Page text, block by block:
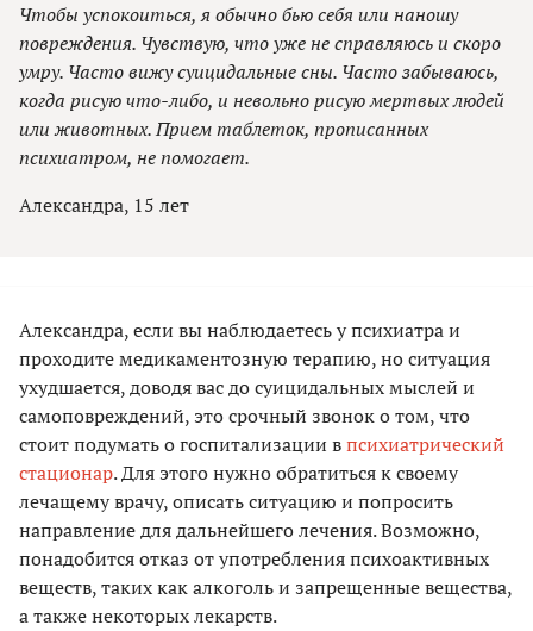
Чтобы успокоиться, я обычно бью себя или наношу
повреждения. Чувствую, что уже не справляюсь и скоро
умру. Часто вижу суицидальные сны. Часто забываюсь,
когда рисую что-либо, и невольно рисую мертвых людей
или животных. Прием таблеток, прописанных
психиатром, не помогает.
Александра, 15 лет
Александра, если вы наблюдаетесь у психиатра и
проходите медикаментозную терапию, но ситуация
ухудшается, доводя вас до суицидальных мыслей и
самоповреждений, это срочный звонок о том, что
стоит подумать о госпитализации впсихиатрический
стационар. Для этого нужно обратиться к своему
лечащему врачу, описать ситуацию и попросить
направление для дальнейшего лечения. Возможно,
понадобится отказ от употребления психоактивных
веществ, таких как алкоголь и запрещенные вещества,
а также некоторых лекарств.